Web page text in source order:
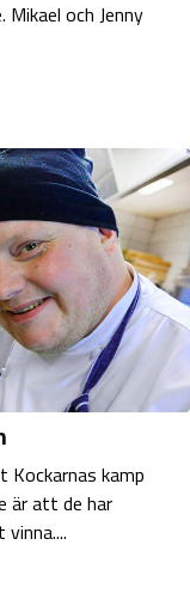
och Jenny
Kockarnas kamp
är att de har